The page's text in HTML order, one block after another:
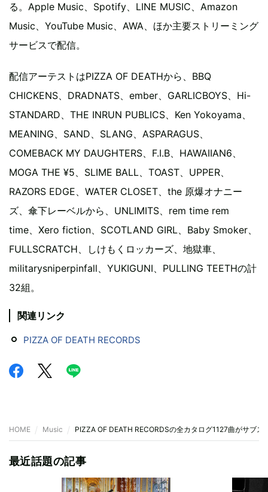
る。Apple Music、Spotify、LINE MUSIC、Amazon
Music、YouTube Music、AWA、ほか主要ストリーミング
サービスで配信。
配信アーテストはPIZZA OF DEATHから、BBQ
CHICKENS、DRADNATS、ember、GARLICBOYS、Hi-
STANDARD、THE INRUN PUBLICS、Ken Yokoyama、
MEANING、SAND、SLANG、ASPARAGUS、
COMEBACK MY DAUGHTERS、F.I.B、HAWAIIAN6、
MOGA THE ¥5、SLIME BALL、TOAST、UPPER、
RAZORS EDGE、WATER CLOSET、the 原爆オナニー
ズ、傘下レーベルから、UNLIMITS、rem time rem
time、Xero fiction、SCOTLAND GIRL、Baby Smoker、
FULLSCRATCH、しけもくロッカーズ、地獄車、
militarysniperpinfall、YUKIGUNI、PULLING TEETHの計
32組。
関連リンク
PIZZA OF DEATH RECORDS
HOME Music PIZZA OF DEATH RECORDSの全カタログ1127曲がサブス
最近話題の記事